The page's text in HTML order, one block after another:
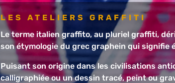
LES ATELIERS GRAFFITI
Le terme italien graffito, au pluriel graffiti,
son étymologie du grec graphein qui signifie
Puisant son origine dans les civilisations
calligraphiée ou un dessin tracé, peint ou